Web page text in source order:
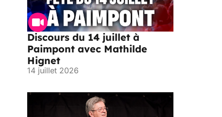
Discours du 14 juillet à
Paimpont avec Mathilde
Hignet
14 juillet 2026